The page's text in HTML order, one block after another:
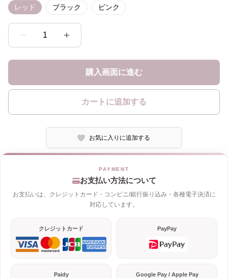
レッド ブラック ピンク
1
購入画面に進む
カートに追加する
お気に入りに追加する
お支払い方法について
お支払いは、クレジットカード・コンビニ/銀行振り込み・各種電子決済に
対応しています。
クレジットカード PayPay
Paidy Google Pay / Apple Pay